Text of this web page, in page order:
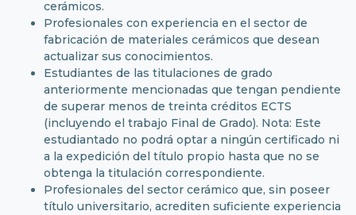
cerámicos.
Profesionales con experiencia en el sector de
fabricación de materiales cerámicos que desean
actualizar sus conocimientos.
Estudiantes de las titulaciones de grado
anteriormente mencionadas que tengan pendiente
de superar menos de treinta créditos ECTS
(incluyendo el trabajo Final de Grado). Nota: Este
estudiantado no podrá optar a ningún certificado ni
a la expedición del título propio hasta que no se
obtenga la titulación correspondiente.
Profesionales del sector cerámico que, sin poseer
título universitario, acrediten suficiente experiencia